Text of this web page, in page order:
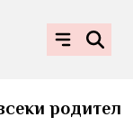
родител